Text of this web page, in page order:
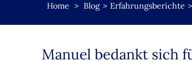
Home > Blog > Erfahrungsberichte >
Manuel bedankt sich